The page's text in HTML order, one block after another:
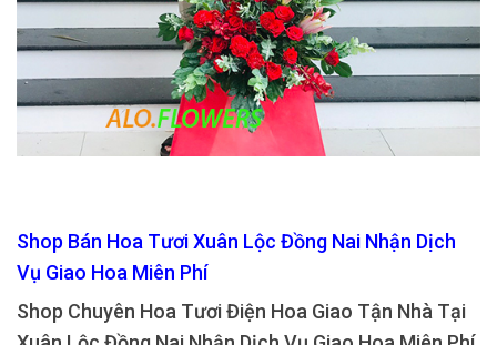
Shop Bán Hoa Tươi Xuân Lộc Đồng Nai Nhận Dịch
Vụ Giao Hoa Miên Phí
Shop Chuyên Hoa Tươi Điện Hoa Giao Tận Nhà Tại